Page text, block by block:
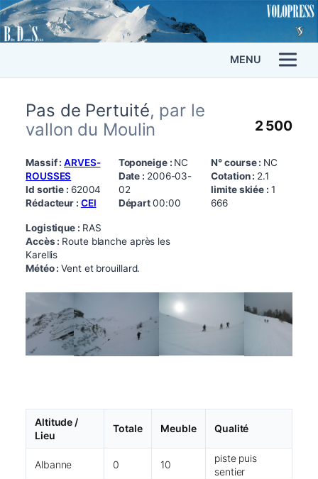
MENU
Pas de Pertuité, par le
vallon du Moulin
2 500
Massif :ARVES-
ROUSSES
Id sortie : 62004
Rédacteur : CEI
Toponeige : NC
Date : 2006-03-
02
Départ00:00
N° course : NC
Cotation : 2.1
limite skiée : 1
666
Logistique : RAS
Accès : Route blanche après les
Karellis
Météo :Vent et brouillard.
Altitude /
Lieu
Totale Meuble Qualité
Albanne 0 10
piste puis
sentier